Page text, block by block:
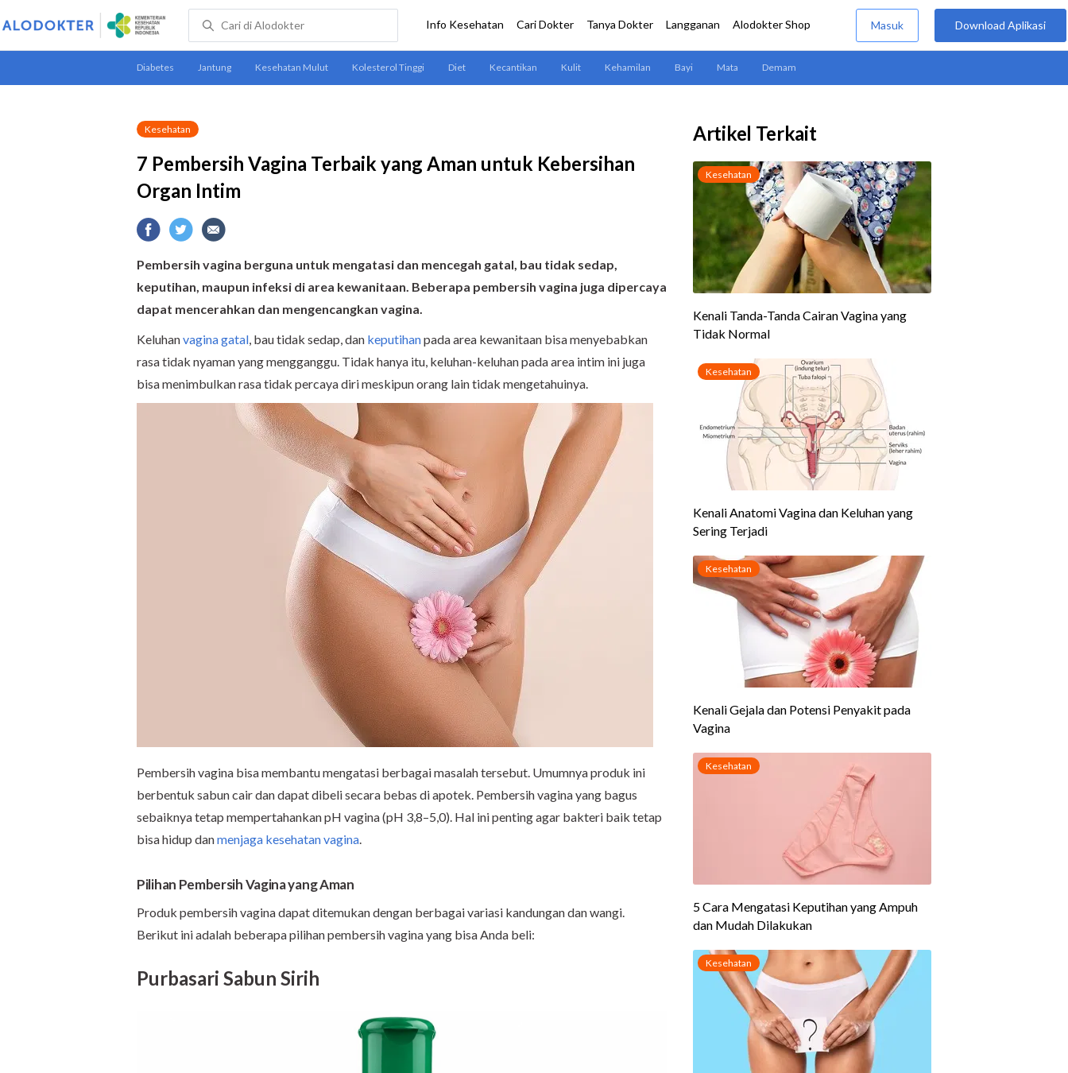
Kesehatan
7 Pembersih Vagina Terbaik yang Aman untuk Kebersihan
Organ Intim
Pembersih vagina berguna untuk mengatasi dan mencegah gatal, bau tidak sedap,
keputihan, maupun infeksi di area kewanitaan. Beberapa pembersih vagina juga dipercaya
dapat mencerahkan dan mengencangkan vagina.
Keluhanvagina gatal, bau tidak sedap, dan keputihanpada area kewanitaan bisa menyebabkan
rasa tidak nyaman yang mengganggu. Tidak hanya itu, keluhan-keluhan pada area intim ini juga
bisa menimbulkan rasa tidak percaya diri meskipun orang lain tidak mengetahuinya.
Pembersih vagina bisa membantu mengatasi berbagai masalah tersebut. Umumnya produk ini
berbentuk sabun cair dan dapat dibeli secara bebas di apotek. Pembersih vagina yang bagus
sebaiknya tetap mempertahankan pH vagina (pH 3,8–5,0). Hal ini penting agar bakteri baik tetap
bisa hidup danmenjaga kesehatan vagina.
Pilihan Pembersih Vagina yang Aman
Produk pembersih vagina dapat ditemukan dengan berbagai variasi kandungan dan wangi.
Berikut ini adalah beberapa pilihan pembersih vagina yang bisa Anda beli:
Purbasari Sabun Sirih
Artikel Terkait